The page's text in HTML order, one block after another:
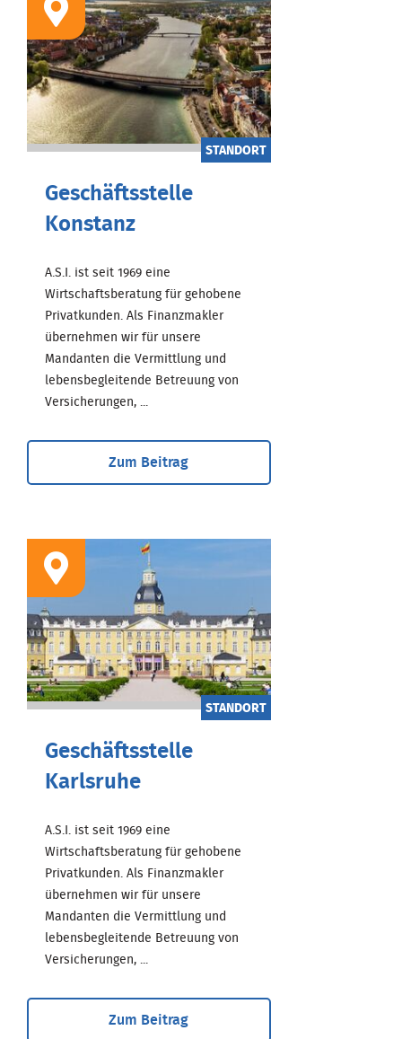
STANDORT
Geschäftsstelle
Konstanz
A.S.I. ist seit 1969 eine
Wirtschaftsberatung für gehobene
Privatkunden. Als Finanzmakler
übernehmen wir für unsere
Mandanten die Vermittlung und
lebensbegleitende Betreuung von
Versicherungen, ...
Zum Beitrag
STANDORT
Geschäftsstelle
Karlsruhe
A.S.I. ist seit 1969 eine
Wirtschaftsberatung für gehobene
Privatkunden. Als Finanzmakler
übernehmen wir für unsere
Mandanten die Vermittlung und
lebensbegleitende Betreuung von
Versicherungen, ...
Zum Beitrag